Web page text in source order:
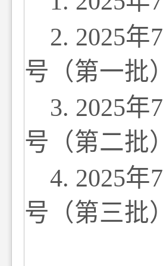
2. 2025年7
号 （第一批）
3. 2025年7
号 （第二批）
4. 2025年7
号 （第三批）